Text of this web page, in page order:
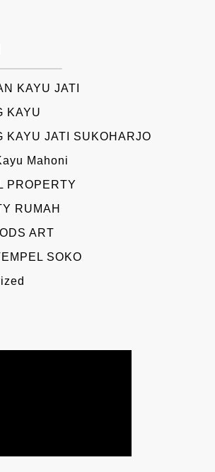
KAYU JATI
KAYU
KAYU JATI SUKOHARJO
Mahoni
PROPERTY
RUMAH
ART
SOKO